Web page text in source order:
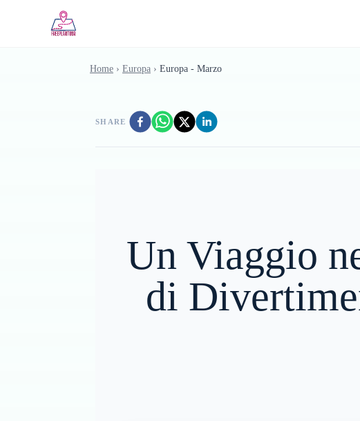
Home › Europa › Europa - Marzo
SHARE
Un Viaggio
di